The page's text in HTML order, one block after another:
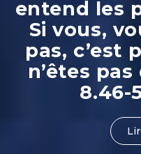
entend les
Si vous,
pas, c’est
n’êtes
8.46-